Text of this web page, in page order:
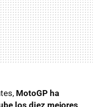
MotoGP ha
los diez mejores